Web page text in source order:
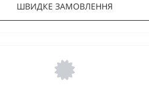
ШВИДКЕ ЗАМОВЛЕННЯ